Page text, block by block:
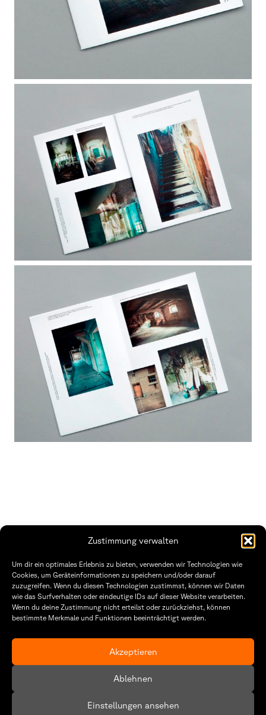
Zustimmung verwalten
Um dir ein optimales Erlebnis zu bieten, verwenden wir Technologien wie
Cookies, um Geräteinformationen zu speichern und/oder darauf
zuzugreifen. Wenn du diesen Technologien zustimmst, können wir Daten
wie das Surfverhalten oder eindeutige IDs auf dieser Website verarbeiten.
Wenn du deine Zustimmung nicht erteilst oder zurückziehst, können
bestimmte Merkmale und Funktionen beeinträchtigt werden.
Akzeptieren
Ablehnen
Einstellungen ansehen
THWS | Fakultät Gestaltung Würzburg
Technische Hochschule
Würzburg-Schweinfurt
Sanderheinrichsleitenweg 20
tel: +49 931 35 11 93 02
Öffnungszeiten Dekanat
Montag – Freitag
8:30 – 12:00
8:30 – 15:30
Datenschutzerklärung